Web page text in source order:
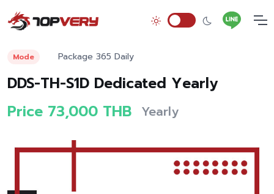
Mode Package 365 Daily
DDS-TH-S1D Dedicated Yearly
Price 73,000 THB Yearly